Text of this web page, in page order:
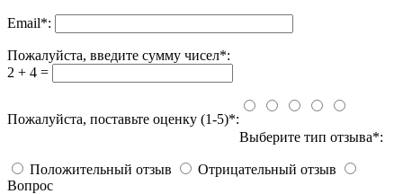
Email*:
Пожалуйста, введите сумму чисел*:
2 + 4 =
Пожалуйста, поставьте оценку (1-5)*:
Выберите тип отзыва*:
Положительный отзыв
Отрицательный отзыв
Вопрос